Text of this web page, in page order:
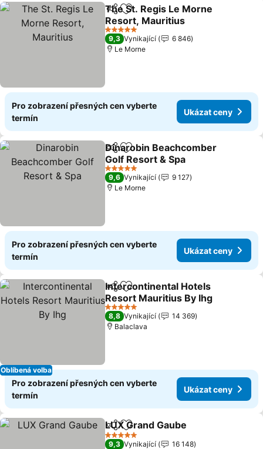
SdíletPřidat na seznam oblíbených
The St. Regis Le Morne
Resort, Mauritius
Ukázat ceny
5 Počet hvězdiček
9,3 Vynikající
6 846
Le Morne
Pro zobrazení přesných cen vyberte
termín
Ukázat ceny
SdíletPřidat na seznam oblíbených
Dinarobin Beachcomber
Golf Resort & Spa
Ukázat ceny
5 Počet hvězdiček
9,6 Vynikající
9 127
Le Morne
Pro zobrazení přesných cen vyberte
termín
Ukázat ceny
Oblíbená volba
SdíletPřidat na seznam oblíbených
Intercontinental Hotels
Resort Mauritius By Ihg
Ukázat ceny
5 Počet hvězdiček
8,8 Vynikající
14 369
Balaclava
Pro zobrazení přesných cen vyberte
termín
Ukázat ceny
SdíletPřidat na seznam oblíbených
LUX Grand Gaube
5 Počet hvězdiček
9,3 Vynikající
16 148